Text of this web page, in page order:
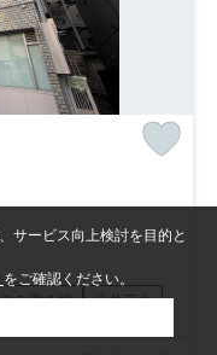
み置き場 公共下水
サービス向上検討を目的と
をご確認ください。